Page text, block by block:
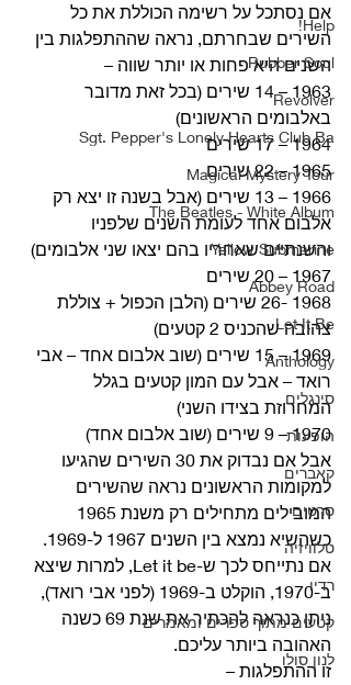
Help!
Rubber Soul
Revolver
Sgt. Pepper's Lonely Hearts Club Ba
Magical Mystery Tour
The Beatles - White Album
Yellow Submarine
Abbey Road
Let It Be
Anthology
סינגלים
הופעות
קאברים
סרטים
טלוויזיה
רדיו
קטעים מתוך ספרים ומאמרים
לנון סולו
אם נסתכל על רשימה הכוללת את כל
השירים שבחרתם, נראה שההתפלגות בין
השנים היא פחות או יותר שווה –
1963 – 14 שירים (בכל זאת מדובר
באלבומים הראשונים)
1964 – 17 שירים
1965 – 22 שירים
1966 – 13 שירים (אבל בשנה זו יצא רק
אלבום אחד לעומת השנים שלפניו
והשנתיים שאחריו בהם יצאו שני אלבומים)
1967 – 20 שירים
1968 -26 שירים (הלבן הכפול + צוללת
צהובה שהכניס 2 קטעים)
1969 – 15 שירים (שוב אלבום אחד – אבי
רואד – אבל עם המון קטעים בגלל
המחרוזת בצידו השני)
1970 – 9 שירים (שוב אלבום אחד)
אבל אם נבדוק את 30 השירים שהגיעו
למקומות הראשונים נראה שהשירים
כשהשיא נמצא בין השנים 1967 ל-1969.
אם נתייחס לכך ש-Let it be, למרות שיצא
ב-1970, הוקלט ב-1969 (לפני אבי רואד),
ניתן כנראה להכתיר את שנת 69 כשנה
האהובה ביותר עליכם.
זו ההתפלגות –